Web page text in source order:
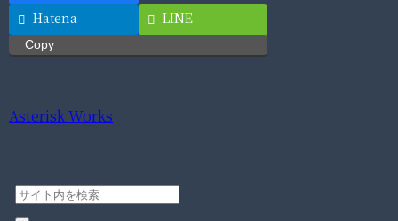
Hatena
LINE
Copy
Asterisk Works